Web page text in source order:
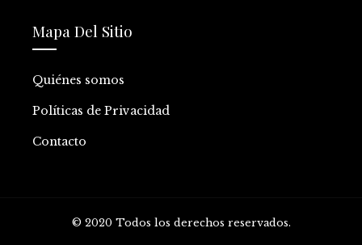
Mapa Del Sitio
Quiénes somos
Políticas de Privacidad
Contacto
© 2020 Todos los derechos reservados.